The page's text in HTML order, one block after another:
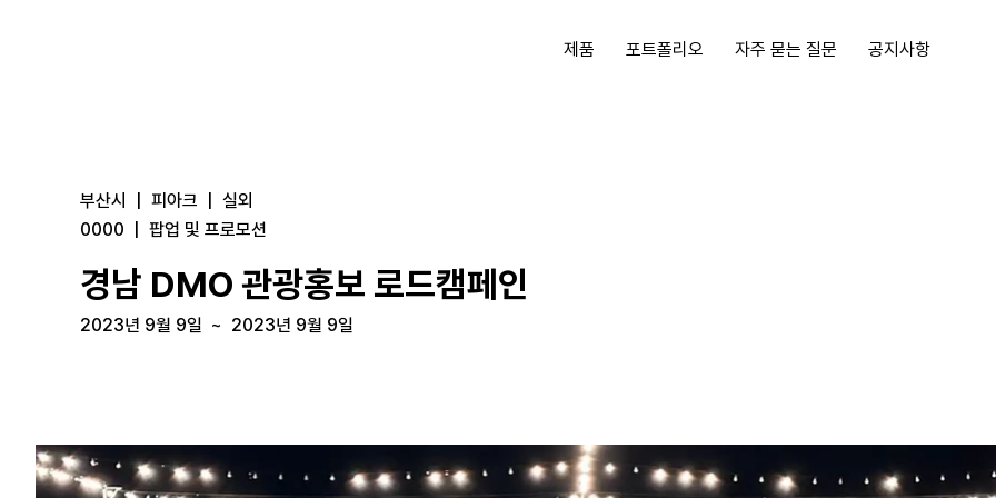
제품 포트폴리오 자주 묻는 질문 공지사항
부산시 피아크
실외
0000
팝업 및 프로모션
경남 DMO 관광홍보 로드캠페인
2023년 9월 9일 ~ 2023년 9월 9일